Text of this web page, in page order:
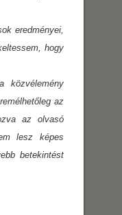
eredményei,
hogy
közvélemény
az
az olvasó
lesz képes
betekintést